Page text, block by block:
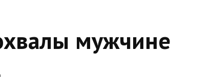
мужчине